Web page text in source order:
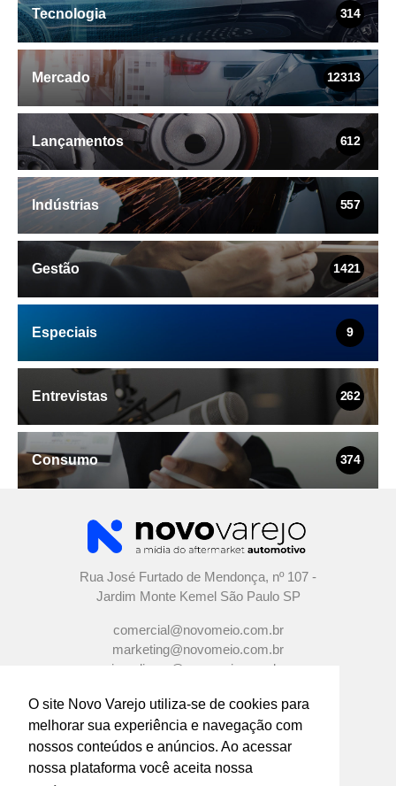
O site Novo Varejo utiliza-se de cookies para
melhorar sua experiência e navegação com
nossos conteúdos e anúncios. Ao acessar
nossa plataforma você aceita nossa
Tecnologia 314
Mercado 12313
Lançamentos 612
Indústrias 557
Gestão 1421
Especiais 9
Entrevistas 262
Consumo 374
Rua José Furtado de Mendonça, nº 107 -
Jardim Monte Kemel São Paulo SP
comercial@novomeio.com.br
marketing@novomeio.com.br
jornalismo@novomeio.com.br
CONFIRA AS NOSSAS REDES SOCIAIS